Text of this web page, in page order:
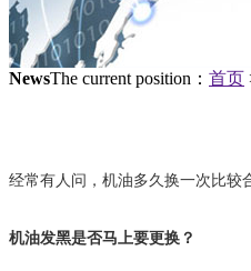
NewsThe current position： 首页
经常有人问，机油多久换一次比较
机油发黑是否马上要更换？